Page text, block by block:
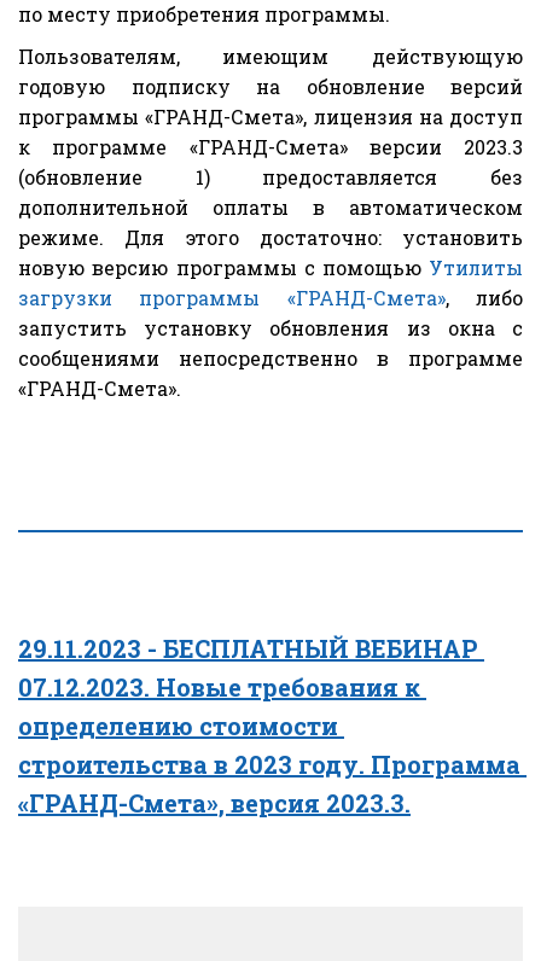
по месту приобретения программы.
Пользователям, имеющим действующую
годовую подписку на обновление версий
программы «ГРАНД-Смета», лицензия на доступ
к программе «ГРАНД-Смета» версии 2023.3
(обновление 1) предоставляется без
дополнительной оплаты в автоматическом
режиме. Для этого достаточно: установить
новую версию программы с помощью Утилиты
загрузки программы «ГРАНД-Смета», либо
запустить установку обновления из окна с
сообщениями непосредственно в программе
«ГРАНД-Смета».
29.11.2023 - БЕСПЛАТНЫЙ ВЕБИНАР
07.12.2023. Новые требования к
определению стоимости
строительства в 2023 году. Программа
«ГРАНД-Смета», версия 2023.3.